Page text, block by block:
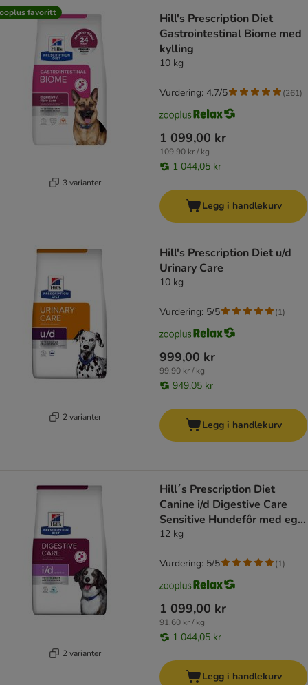
favoritt
3 varianter
Hill's Prescription Diet
Gastrointestinal Biome med
kylling
10 kg
1 099,00 kr
109,90 kr / kg
1 044,05 kr
Vurdering: 4.7/5 (261)
Legg i handlekurv
2 varianter
Hill's Prescription Diet u/d
Urinary Care
10 kg
999,00 kr
99,90 kr / kg
949,05 kr
Vurdering: 5/5 (1)
Legg i handlekurv
2 varianter
Hill´s Prescription Diet
Canine i/d Digestive Care
Sensitive Hundefôr med egg
og ris
12 kg
1 099,00 kr
91,60 kr / kg
1 044,05 kr
Vurdering: 5/5 (1)
Legg i handlekurv